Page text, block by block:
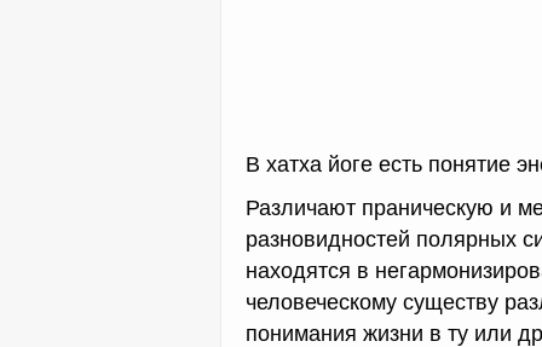
В хатха йоге есть понятие
Различают праническую и
разновидностей полярных
находятся в
человеческому существу
понимания жизни в ту или